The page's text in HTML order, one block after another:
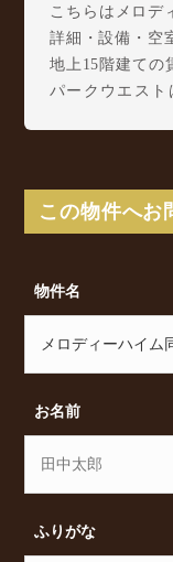
こちらはメロデ
詳細・設備・空
地上15階建ての
パークウエスト
Metro 堺筋線
メロディーハ
況のご確認をは
貸Classicalま
約及びオンライ
希望の条件をい
すめの賃貸物件
この物件へお
物件名
お名前
ふりがな